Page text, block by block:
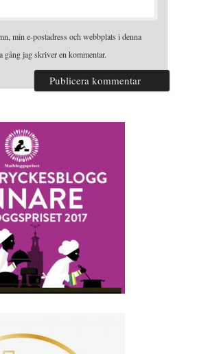
min e-postadress och webbplats i denna
gång jag skriver en kommentar.